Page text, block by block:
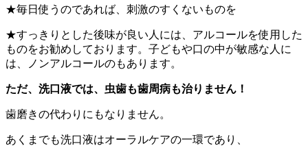
★毎日使うのであれば、刺激のすくないものを
★すっきりとした後味が良い人には、アルコールを使用した
ものをお勧めしております。子どもや口の中が敏感な人に
は、ノンアルコールのもあります。
ただ、洗口液では、虫歯も歯周病も治りません！
歯磨きの代わりにもなりません。
あくまでも洗口液はオーラルケアの一環であり、